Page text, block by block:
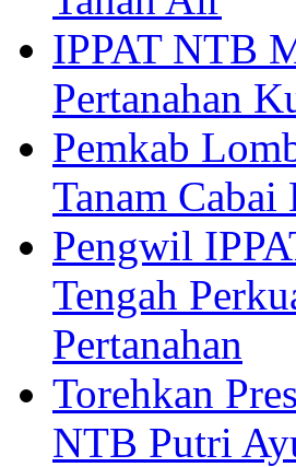
IPPAT NTB
Pertanahan
Pemkab
Tanam
Pengwil
Tengah
Pertanahan
Torehkan
NTB Putri